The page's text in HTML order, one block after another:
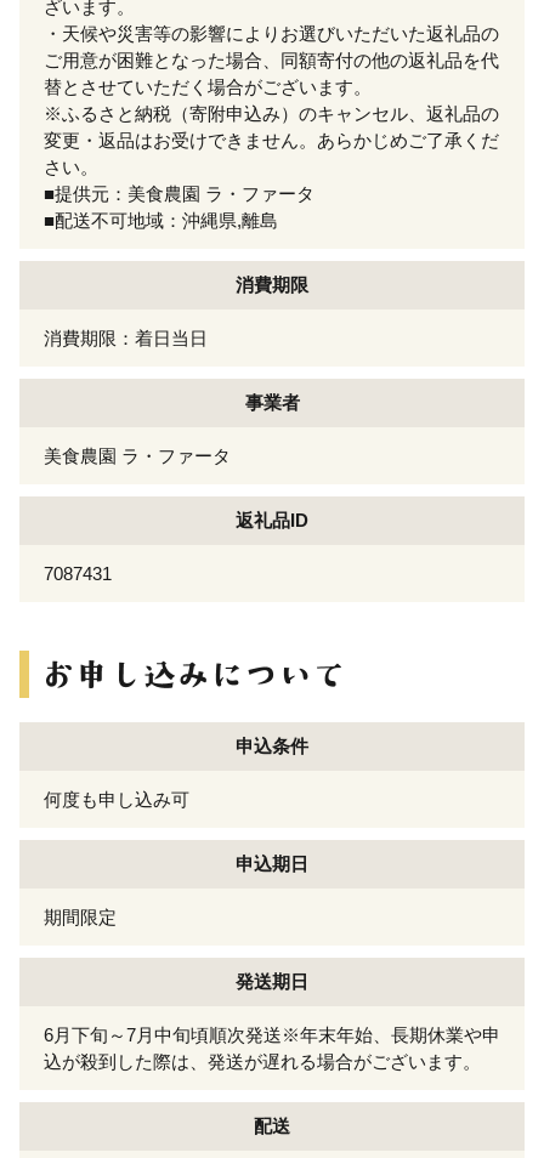
ざいます。
・天候や災害等の影響によりお選びいただいた返礼品の
ご用意が困難となった場合、同額寄付の他の返礼品を代
替とさせていただく場合がございます。
※ふるさと納税（寄附申込み）のキャンセル、返礼品の
変更・返品はお受けできません。あらかじめご了承くだ
さい。
■提供元：美食農園 ラ・ファータ
■配送不可地域：沖縄県,離島
消費期限
消費期限：着日当日
事業者
美食農園 ラ・ファータ
返礼品ID
7087431
申込条件
何度も申し込み可
申込期日
期間限定
発送期日
6月下旬～7月中旬頃順次発送※年末年始、長期休業や申
込が殺到した際は、発送が遅れる場合がございます。
配送